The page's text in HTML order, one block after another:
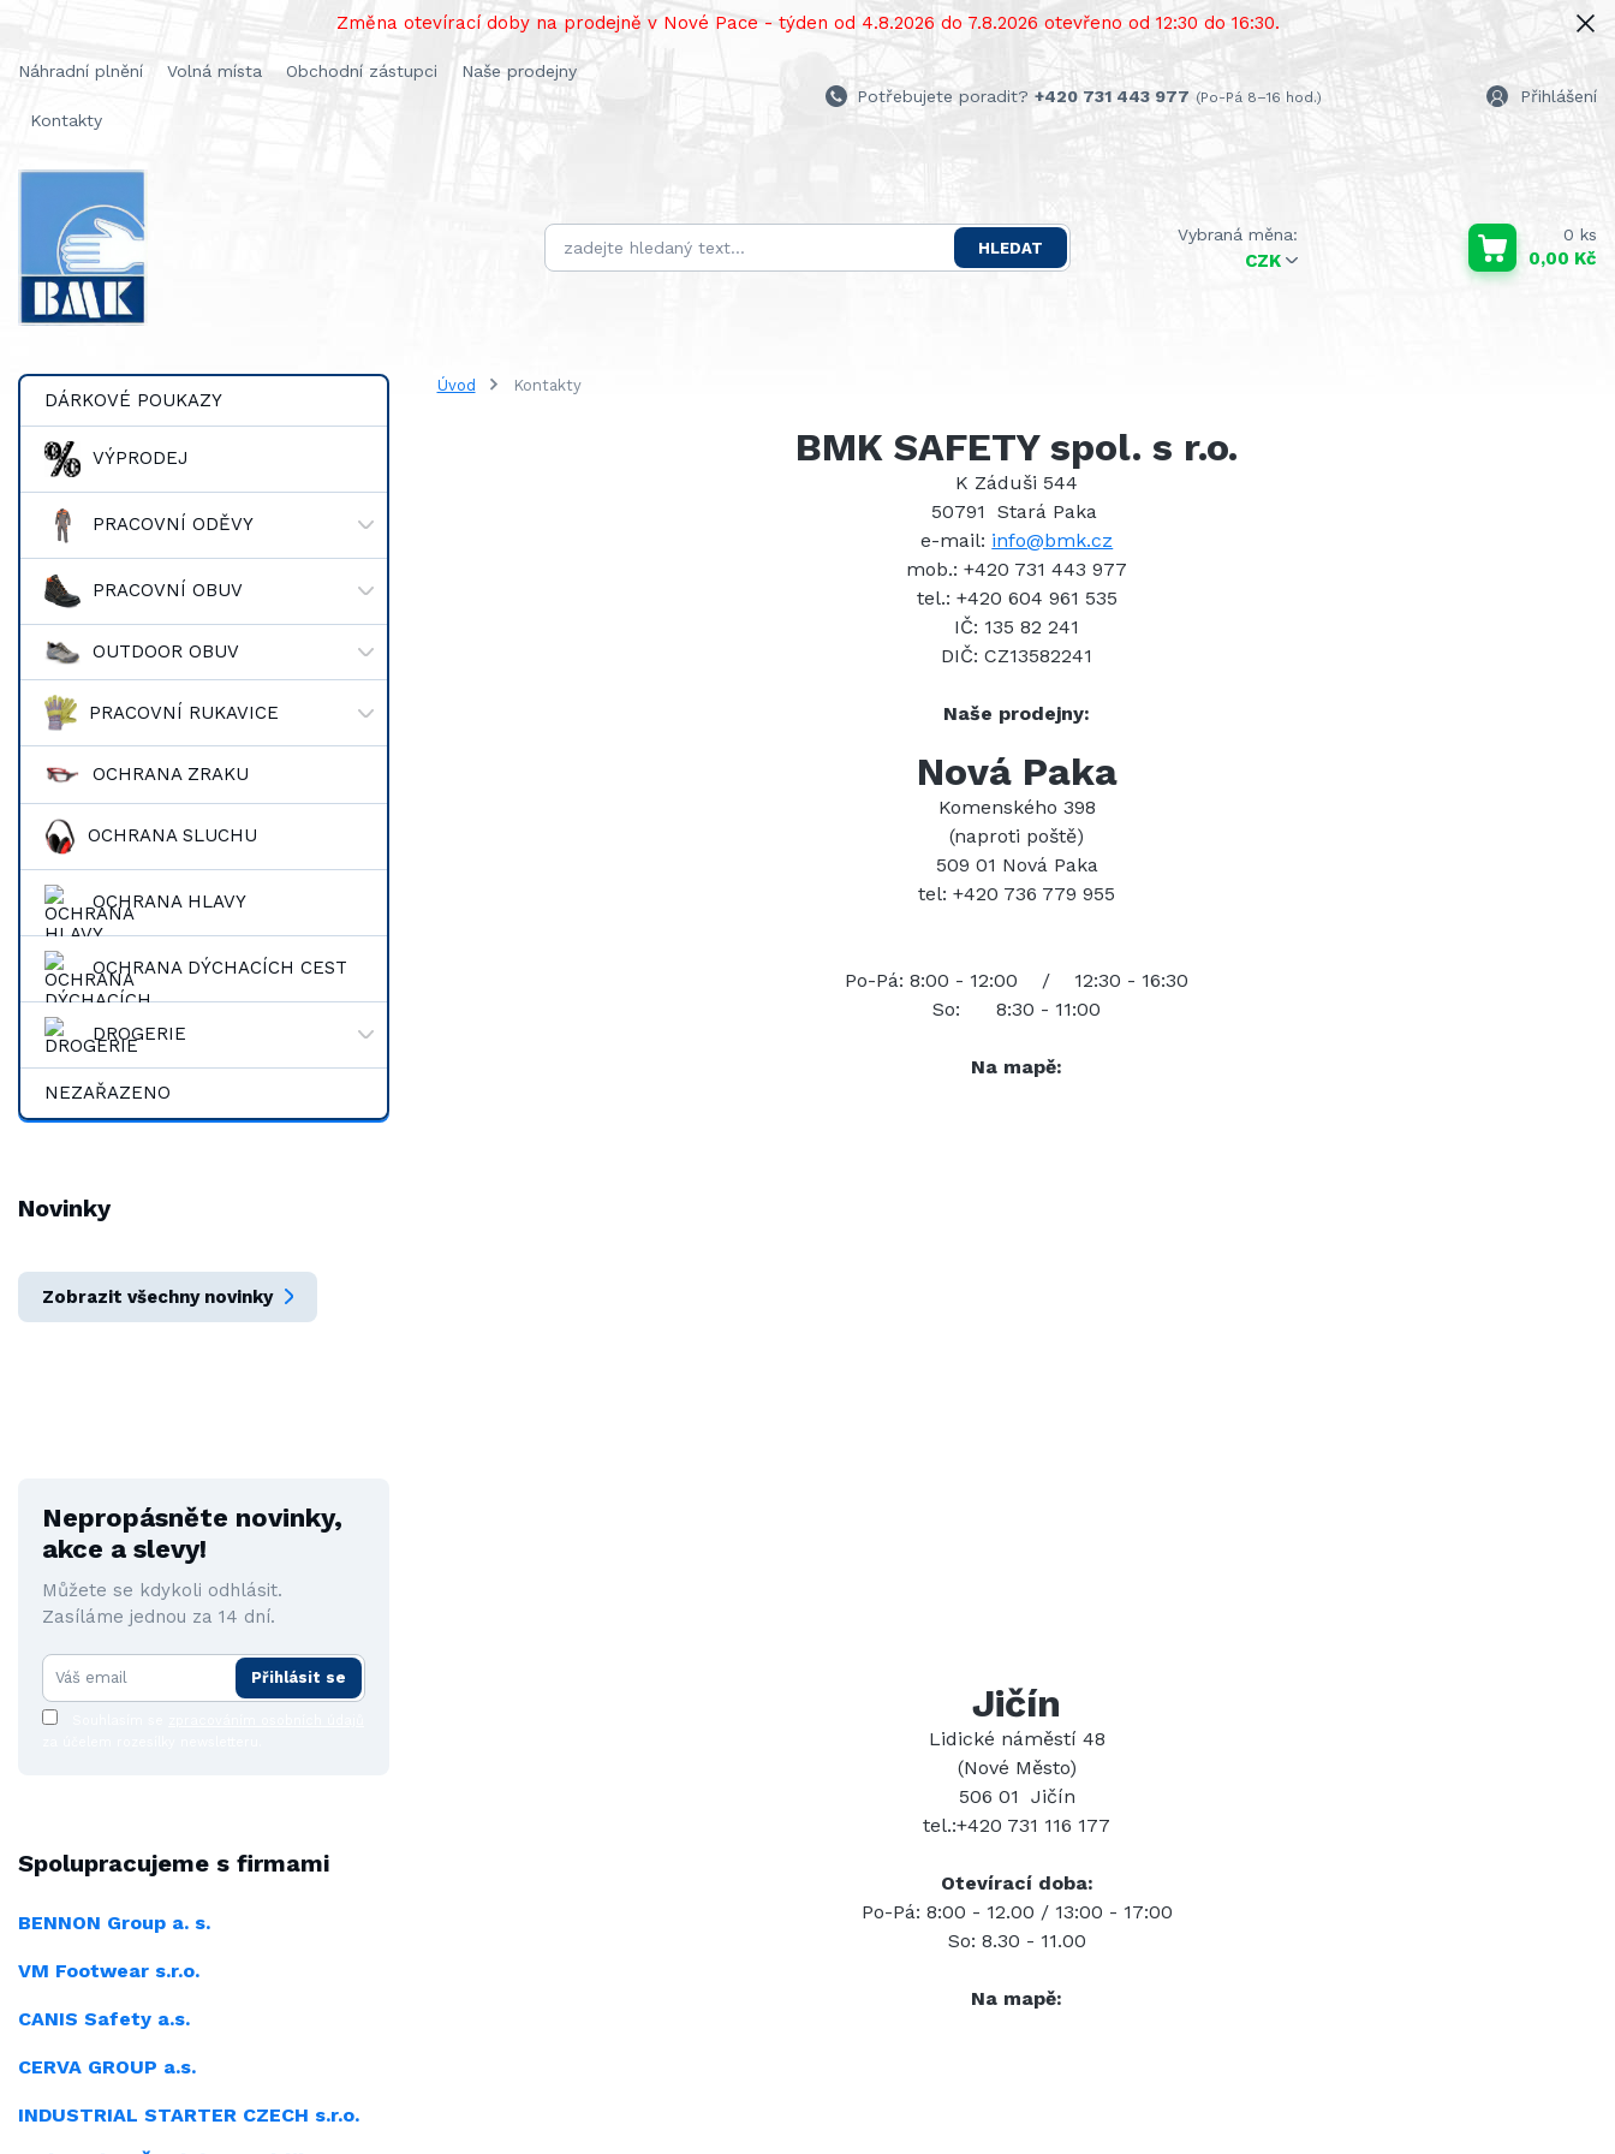
Změna otevírací doby na prodejně v Nové Pace - týden od 4.8.2026 do 7.8.2026 otevřeno od 12:30 do 16:30.
Náhradní plnění Volná místa Obchodní zástupci Naše prodejny
Kontakty
CZK
Přihlášení
HLEDAT
Potřebujete poradit? +420 731 443 977 (Po-Pá 8–16 hod.)
0 ks
0,00 Kč
DÁRKOVÉ POUKAZY
VÝPRODEJ
PRACOVNÍ ODĚVY
PRACOVNÍ OBUV
OUTDOOR OBUV
PRACOVNÍ RUKAVICE
OCHRANA ZRAKU
OCHRANA SLUCHU
OCHRANA HLAVY
OCHRANA DÝCHACÍCH CEST
DROGERIE
NEZAŘAZENO
Novinky
Zobrazit všechny novinky
Nepropásněte novinky,
akce a slevy!
Můžete se kdykoli odhlásit.
Zasíláme jednou za 14 dní.
Přihlásit se
Spolupracujeme s firmami
BENNON Group a. s.
VM Footwear s.r.o.
CANIS Safety a.s.
CERVA GROUP a.s.
INDUSTRIAL STARTER CZECH s.r.o.
Úvod Kontakty
BMK SAFETY spol. s r.o.
K Záduši 544
50791 Stará Paka
e-mail: info@bmk.cz
mob.: +420 731 443 977
tel.: +420 604 961 535
IČ: 135 82 241
DIČ: CZ13582241
Naše prodejny:
Nová Paka
Komenského 398
(naproti poště)
509 01 Nová Paka
tel: +420 736 779 955
Po-Pá: 8:00 - 12:00 / 12:30 - 16:30
So: 8:30 - 11:00
Na mapě:
Jičín
Lidické náměstí 48
(Nové Město)
506 01 Jičín
tel.:+420 731 116 177
Otevírací doba:
Po-Pá: 8:00 - 12.00 / 13:00 - 17:00
So: 8.30 - 11.00
Na mapě: